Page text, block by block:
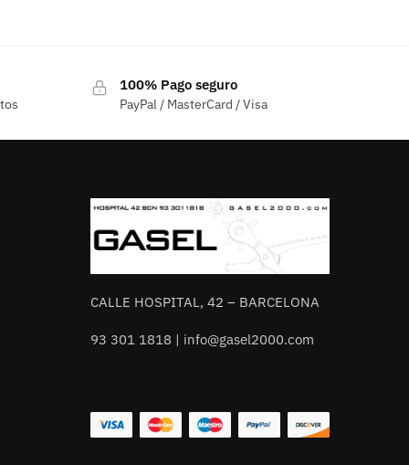
100% Pago seguro
PayPal / MasterCard / Visa
CALLE HOSPITAL, 42 – BARCELONA
93 301 1818 | info@gasel2000.com